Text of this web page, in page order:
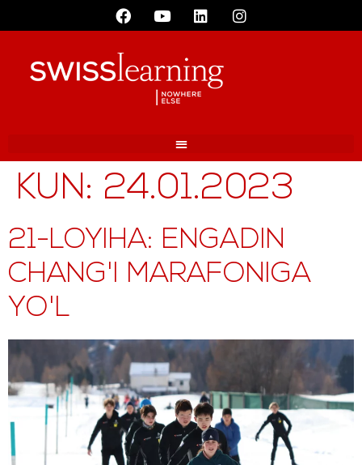
KUN: 24.01.2023
21-LOYIHA: ENGADIN
CHANG'I MARAFONIGA
YO'L